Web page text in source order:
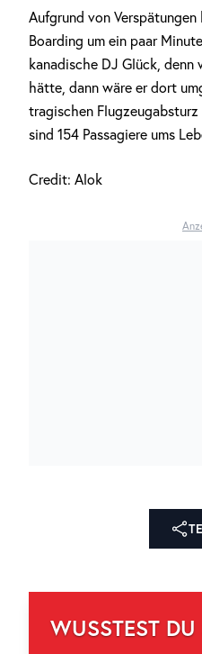
Um keine News
Aufgrund von
Boarding um ein paar
kanadische DJ Glück, denn
hätte, dann wäre er dort
tragischen
sind 154 Passagiere ums
Credit: Alok
WUSSTEST